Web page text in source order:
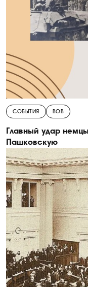
СОБЫТИЯ ВОВ
Главный удар
Пашковскую